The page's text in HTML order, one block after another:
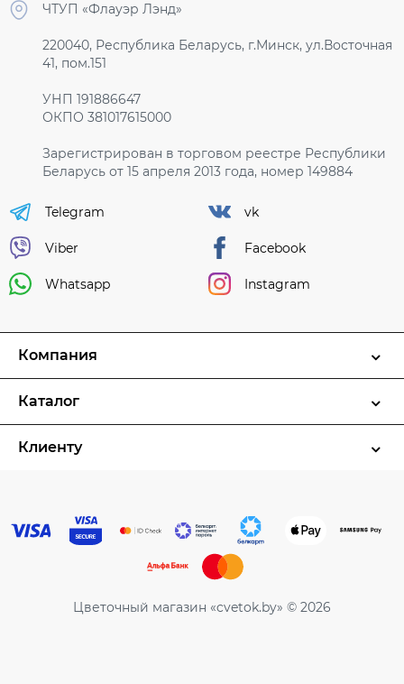
ЧТУП «Флауэр Лэнд»
220040, Республика Беларусь, г.Минск, ул.Восточная
41, пом.151
УНП 191886647
ОКПО 381017615000
Зарегистрирован в торговом реестре Республики
Беларусь от 15 апреля 2013 года, номер 149884
Telegram
Viber
Whatsapp
vk
Facebook
Instagram
Компания
Каталог
Клиенту
Цветочный магазин «cvetok.by» © 2026